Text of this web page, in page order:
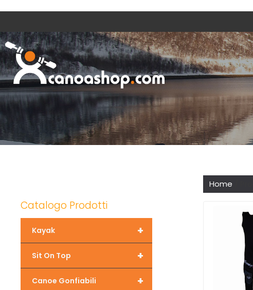
Home
Catalogo Prodotti
+
Kayak
+
Sit On Top
+
Canoe Gonfiabili